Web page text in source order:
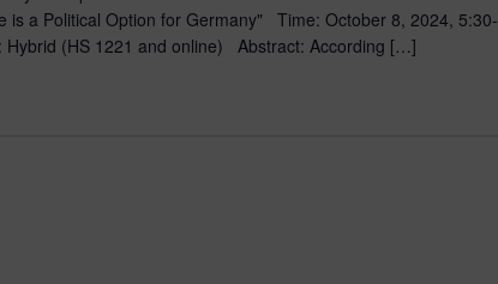
is a Political Option for Germany" Time: October 8, 2024, 5:30-
(HS 1221 and online) Abstract: According […]